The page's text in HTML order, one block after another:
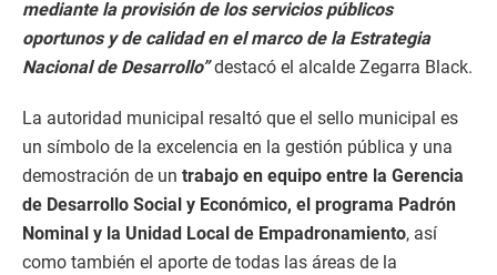
mediante la provisión de los servicios públicos
oportunos y de calidad en el marco de la Estrategia
Nacional de Desarrollo”destacó el alcalde Zegarra Black.
La autoridad municipal resaltó que el sello municipal es
un símbolo de la excelencia en la gestión pública y una
demostración de un trabajo en equipo entre la Gerencia
de Desarrollo Social y Económico, el programa Padrón
Nominal y la Unidad Local de Empadronamiento, así
como también el aporte de todas las áreas de la